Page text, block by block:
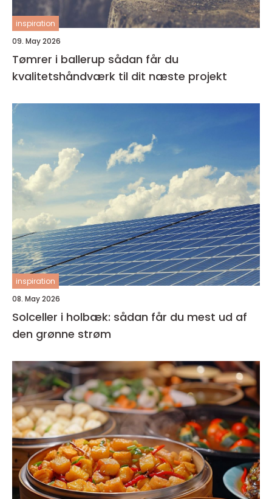
inspiration
09. May 2026
Tømrer i ballerup sådan får du
kvalitetshåndværk til dit næste projekt
inspiration
08. May 2026
Solceller i holbæk: sådan får du mest ud af
den grønne strøm